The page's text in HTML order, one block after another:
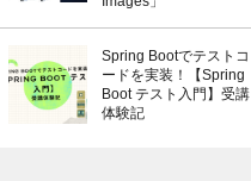
Spring Bootでテストコ
ードを実装！【Spring
Boot テスト入門】受講
体験記